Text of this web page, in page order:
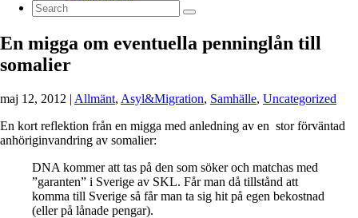
En migga om eventuella penninglån till
somalier
maj 12, 2012 | Allmänt, Asyl&Migration, Samhälle, Uncategorized
En kort reflektion från en migga med anledning av en stor förväntad
anhöriginvandring av somalier:
DNA kommer att tas på den som söker och matchas med
”garanten” i Sverige av SKL. Får man då tillstånd att
komma till Sverige så får man ta sig hit på egen bekostnad
(eller på lånade pengar).